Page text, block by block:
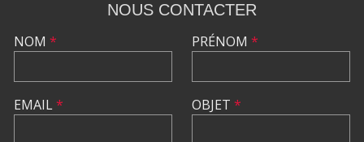
NOUS CONTACTER
NOM *
EMAIL*
PRÉNOM *
OBJET *